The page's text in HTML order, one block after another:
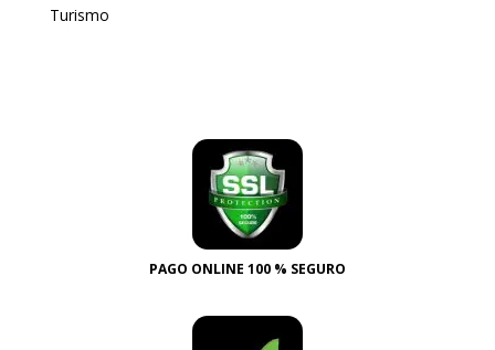
Turismo
PAGO ONLINE 100 % SEGURO